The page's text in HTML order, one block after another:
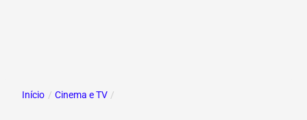
Início / Cinema e TV /